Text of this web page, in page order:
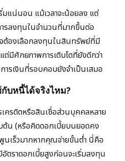
มแน่นอน แม้เวลาจะน้อยลง แต่
รลงทุนในจำนวนที่มากขึ้นต่อ
จต้องเลือกลงทุนในสินทรัพย์ที่มี
ต่มีศักยภาพการเติบโตที่ยังดีกว่า
ารเงินที่รอบคอบยังจำเป็นเสมอ
บหนี้ได้จริงไหม?
ครดิตหรือสินเชื่อส่วนบุคคลหลาย
ต้น (หรือคิดดอกเบี้ยบนยอดคง
นเร็วมากหากคุณจ่ายขั้นต่ำ นี่คือ
ราดอกเบี้ยสูงก่อนจะเริ่มลงทุน